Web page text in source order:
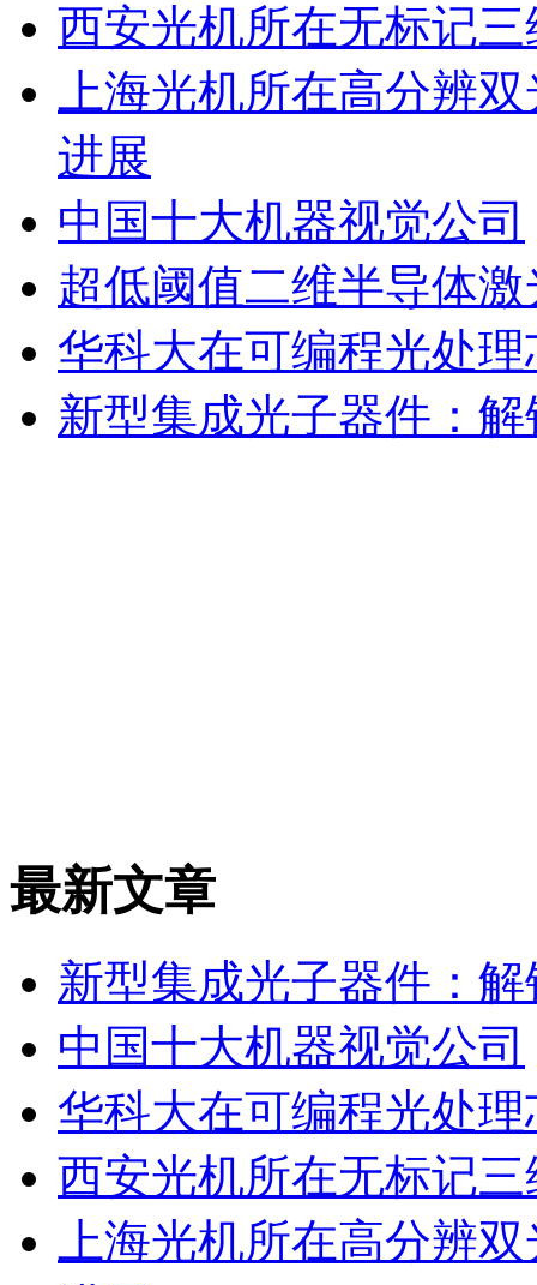
西安光机所在无标记
上海光机所在高分辨
进展
中国十大机器视觉公司
超低阈值二维半导体
华科大在可编程光处
新型集成光子器件：
最新文章
新型集成光子器件：
中国十大机器视觉公司
华科大在可编程光处
西安光机所在无标记
上海光机所在高分辨